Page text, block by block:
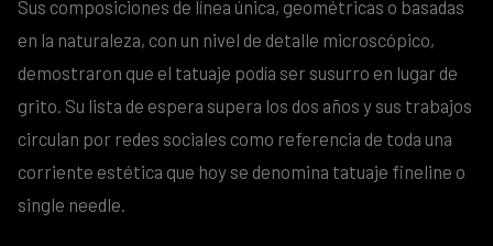
Sus composiciones de línea única, geométricas o basadas
en la naturaleza, con un nivel de detalle microscópico,
demostraron que el tatuaje podía ser susurro en lugar de
grito. Su lista de espera supera los dos años y sus trabajos
circulan por redes sociales como referencia de toda una
corriente estética que hoy se denomina tatuaje fineline o
single needle.